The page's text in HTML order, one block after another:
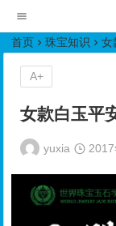
首页 珠宝知识 女
女款白玉平
yuxia
A+